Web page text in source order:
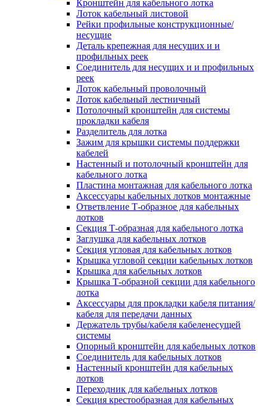
Кронштейн для кабельного лотка
Лоток кабельный листовой
Рейки профильные конструкционные/
несущие
Деталь крепежная для несущих и и
профильных реек
Соединитель для несущих и и профильных
реек
Лоток кабельный проволочный
Лоток кабельный лестничный
Потолочный кронштейн для системы
прокладки кабеля
Разделитель для лотка
Зажим для крышки системы поддержки
кабелей
Настенный и потолочный кронштейн для
кабельного лотка
Пластина монтажная для кабельного лотка
Аксессуары кабельных лотков монтажные
Ответвление Т-образное для кабельных
лотков
Секция Т-образная для кабельного лотка
Заглушка для кабельных лотков
Секция угловая для кабельных лотков
Крышка угловой секции кабельных лотков
Крышка для кабельных лотков
Крышка Т-образной секции для кабельного
лотка
Аксессуары для прокладки кабеля питания/
кабеля для передачи данных
Держатель трубы/кабеля кабеленесущей
системы
Опорный кронштейн для кабельных лотков
Соединитель для кабельных лотков
Настенный кронштейн для кабельных
лотков
Переходник для кабельных лотков
Секция крестообразная для кабельных